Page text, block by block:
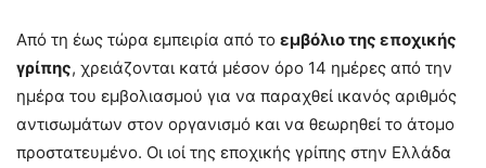
Από τη έως τώρα εμπειρία από το εμβόλιο της εποχικής
γρίπης, χρειάζονται κατά μέσον όρο 14 ημέρες από την
ημέρα του εμβολιασμού για να παραχθεί ικανός αριθμός
αντισωμάτων στον οργανισμό και να θεωρηθεί το άτομο
προστατευμένο. Οι ιοί της εποχικής γρίπης στην Ελλάδα